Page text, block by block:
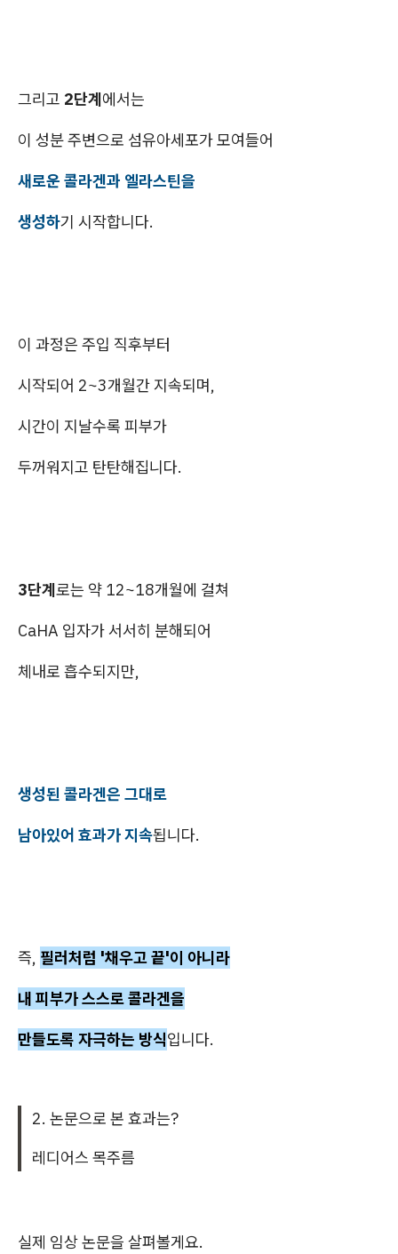
그리고 2단계에서는
이 성분 주변으로 섬유아세포가 모여들어
새로운 콜라겐과 엘라스틴을
생성하기 시작합니다.
이 과정은 주입 직후부터
시작되어 2~3개월간 지속되며,
시간이 지날수록 피부가
두꺼워지고 탄탄해집니다.
3단계로는 약 12~18개월에 걸쳐
CaHA 입자가 서서히 분해되어
체내로 흡수되지만,
생성된 콜라겐은 그대로
남아있어 효과가 지속됩니다.
즉, 필러처럼 '채우고 끝'이 아니라
내 피부가 스스로 콜라겐을
만들도록 자극하는 방식입니다.
2. 논문으로 본 효과는?
레디어스 목주름
실제 임상 논문을 살펴볼게요.